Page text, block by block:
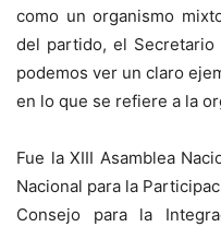
como un organismo
del partido, el Secretario
podemos ver un claro
en lo que se refiere a la
Fue la XIII Asamblea
Nacional para la
Consejo para la